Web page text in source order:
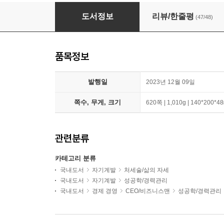
밥 프록터 부의 원리 + 밥 프록터 부란 무엇인가
도서정보 리뷰/한줄평 (47/48)
품목정보
발행일 2023년 12월 09일
쪽수, 무게, 크기 620쪽 | 1,010g |
관련분류
카테고리 분류
국내도서 자기계발
처세술/삶의 자세
국내도서
자기계발
성공학/경력관리
국내도서
경제 경영 CEO/비즈니스맨 성공학/경력관리